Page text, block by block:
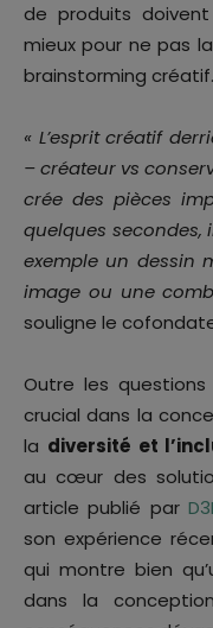
de produits
mieux pour ne pas
brainstorming créatif.
« L’esprit créatif
– créateur vs
crée des pièces
quelques secondes,
exemple un dessin
image ou une
souligne le
Outre les
crucial dans la
la diversité et
au cœur des
article publié par
son expérience
qui montre bien
dans la